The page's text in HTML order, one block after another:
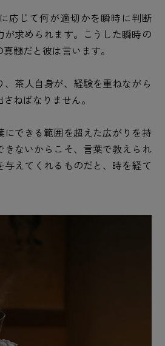
応じて何が適切かを瞬時に判断
が求められます。こうした瞬時の
髄だと彼は言います。
茶人自身が、経験を重ねながら
ねばなりません。
にできる範囲を超えた広がりを持
きないからこそ、言葉で教えられ
与えてくれるものだと、時を経て